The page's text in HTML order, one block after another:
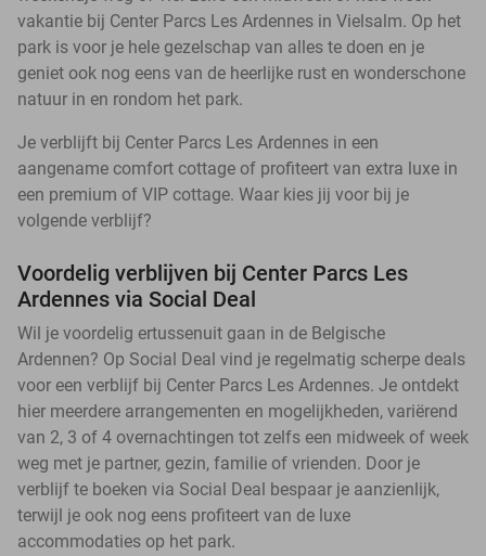
vakantie bij Center Parcs Les Ardennes in Vielsalm. Op het
park is voor je hele gezelschap van alles te doen en je
geniet ook nog eens van de heerlijke rust en wonderschone
natuur in en rondom het park.
Je verblijft bij Center Parcs Les Ardennes in een
aangename comfort cottage of profiteert van extra luxe in
een premium of VIP cottage. Waar kies jij voor bij je
volgende verblijf?
Voordelig verblijven bij Center Parcs Les
Ardennes via Social Deal
Wil je voordelig ertussenuit gaan in de Belgische
Ardennen? Op Social Deal vind je regelmatig scherpe deals
voor een verblijf bij Center Parcs Les Ardennes. Je ontdekt
hier meerdere arrangementen en mogelijkheden, variërend
van 2, 3 of 4 overnachtingen tot zelfs een midweek of week
weg met je partner, gezin, familie of vrienden. Door je
verblijf te boeken via Social Deal bespaar je aanzienlijk,
terwijl je ook nog eens profiteert van de luxe
accommodaties op het park.